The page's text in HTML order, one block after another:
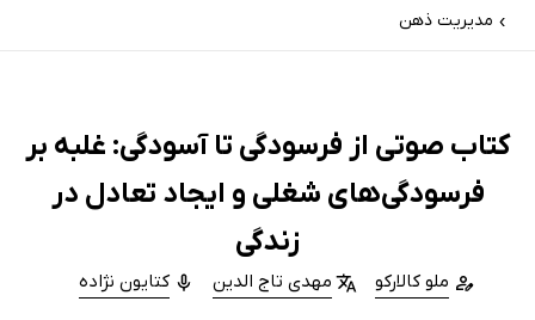
› مدیریت ذهن
کتاب صوتی از فرسودگی تا آسودگی: غلبه بر
فرسودگی‌های شغلی و ایجاد تعادل در
زندگی
ملو کالارکو مهدی تاج الدین کتایون نژاده